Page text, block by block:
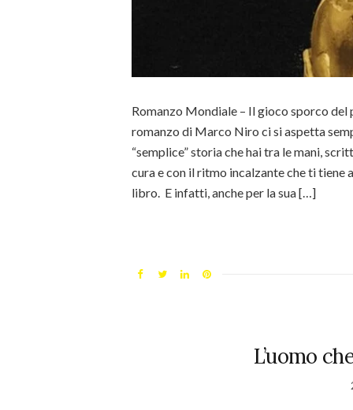
Romanzo Mondiale – Il gioco sporco del
romanzo di Marco Niro ci si aspetta
“semplice” storia che hai tra le mani,
cura e con il ritmo incalzante che ti tiene
libro. E infatti, anche per la sua […]
L’uomo